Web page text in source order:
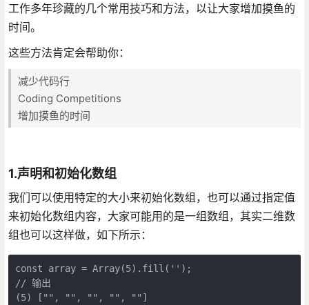
工作多年珍藏的几个常用技巧和方法，以让大家增加摸鱼的
时间。
这些方法肯定会帮助你：
减少代码行
Coding Competitions
增加摸鱼的时间
1.声明和初始化数组
我们可以使用特定的大小来初始化数组，也可以通过指定值
来初始化数组内容，大家可能用的是一组数组，其实二维数
组也可以这样做，如下所示：
const array = Array(5).fill('');
// 输出
(5) ["", "", "", "", ""]